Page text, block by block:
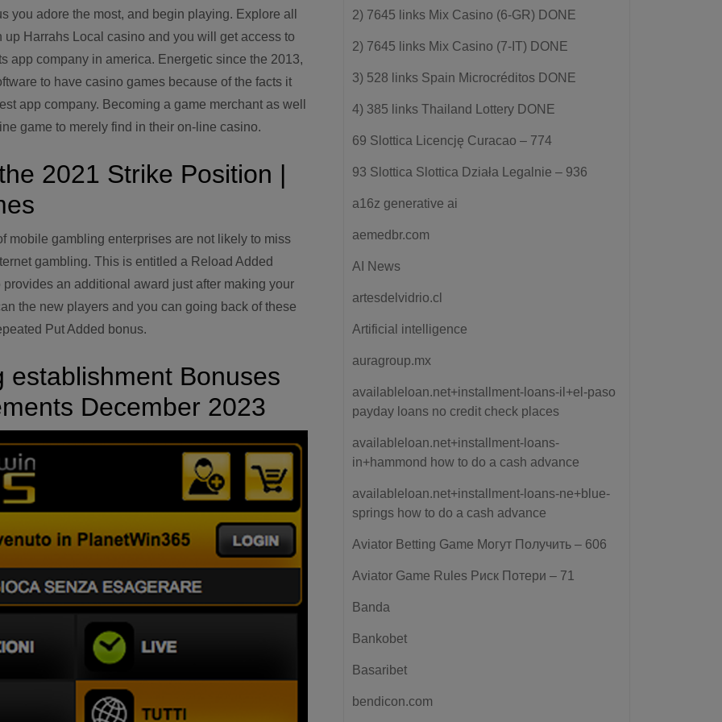
you adore the most, and begin playing. Explore all
Harrahs Local casino and you will get access to
app company in america. Energetic since the 2013,
to have casino games because of the facts it
app company. Becoming a game merchant as well
game to merely find in their on-line casino.
2021 Strike Position |
mobile gambling enterprises are not likely to miss
gambling. This is entitled a Reload Added
an additional award just after making your
the new players and you can going back of these
Put Added bonus.
establishment Bonuses
December 2023
2) 7645 links Mix Casino (6-GR) DONE
2) 7645 links Mix Casino (7-IT) DONE
3) 528 links Spain Microcréditos DONE
4) 385 links Thailand Lottery DONE
69 Slottica Licencję Curacao – 774
93 Slottica Slottica Działa Legalnie – 936
a16z generative ai
aemedbr.com
AI News
artesdelvidrio.cl
Artificial intelligence
auragroup.mx
availableloan.net+installment-loans-il+el-paso
payday loans no credit check places
availableloan.net+installment-loans-
in+hammond how to do a cash advance
availableloan.net+installment-loans-ne+blue-
springs how to do a cash advance
Aviator Betting Game Могут Получить – 606
Aviator Game Rules Риск Потери – 71
Banda
Bankobet
Basaribet
bendicon.com